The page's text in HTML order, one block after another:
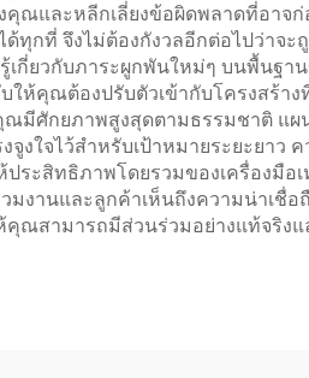
ณและหลีกเลี่ยงข้อผิดพลาดที่อาจก่
กที่ จึงไม่ต้องกังวลอีกต่อไปว่าจ
กี่ยวกับภาระผูกพันใหม่ๆ บนพื้นฐา
ห้คุณต้องปรับตัวเข้ากับโครงสร้าง
มีศักยภาพสูงสุดตามธรรมชาติ แผ
งใจไว้สำหรับเป้าหมายระยะยาว
ะสิทธิภาพโดยรวมของเครื่องมือ
มงานและลูกค้าเห็นถึงความน่าเชื่
สามารถมีส่วนร่วมอย่างแท้จริงแ